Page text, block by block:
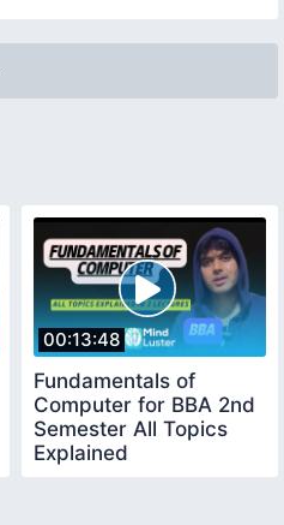
00:13:48
Fundamentals of
Computer for BBA 2nd
Semester All Topics
Explained